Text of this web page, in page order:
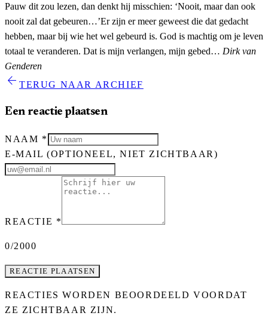
Pauw dit zou lezen, dan denkt hij misschien: ‘Nooit, maar dan ook
nooit zal dat gebeuren…’Er zijn er meer geweest die dat gedacht
hebben, maar bij wie het wel gebeurd is. God is machtig om je leven
totaal te veranderen. Dat is mijn verlangen, mijn gebed… Dirk van
Genderen
arrow_back TERUG NAAR ARCHIEF
Een reactie plaatsen
NAAM *
E-MAIL(OPTIONEEL, NIET ZICHTBAAR)
REACTIE *
0/2000
REACTIE PLAATSEN
REACTIES WORDEN BEOORDEELD VOORDAT
ZE ZICHTBAAR ZIJN.